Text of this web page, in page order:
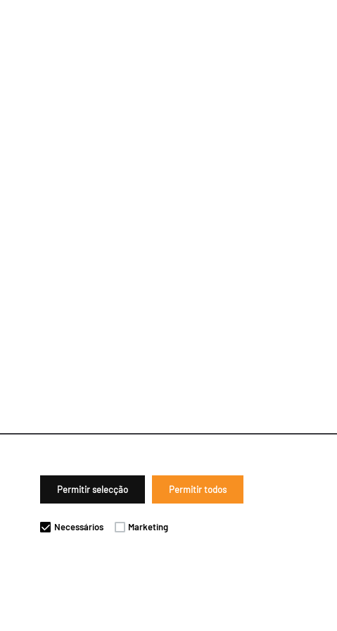
Permitir selecção Permitir todos
Necessários Marketing